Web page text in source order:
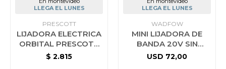
LLEGA EL LUNES
PRESCOTT
LIJADORA ELECTRICA
ORBITAL PRESCOTT
320W 14000 RPM
$ 2.815
LLEGA EL LUNES
WADFOW
MINI LIJADORA DE
BANDA 20V SIN
BATERIA WADFOW
USD 72,00